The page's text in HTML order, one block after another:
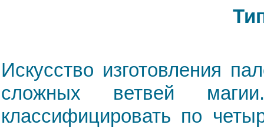
Искусство изготовления
сложных ветвей
классифицировать по